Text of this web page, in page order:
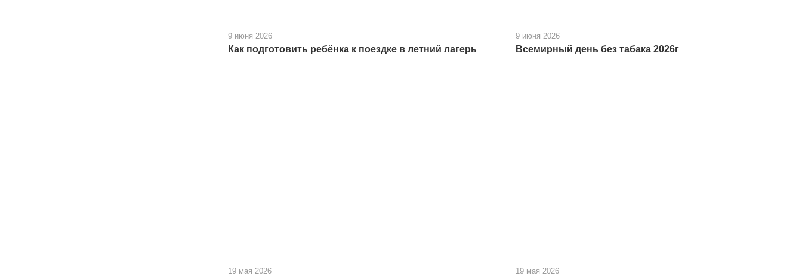
Как подготовить ребёнка к поездке в летний лагерь
9 июня 2026
Всемирный день без табака 2026г
9 июня 2026
19 мая 2026 19 мая 2026